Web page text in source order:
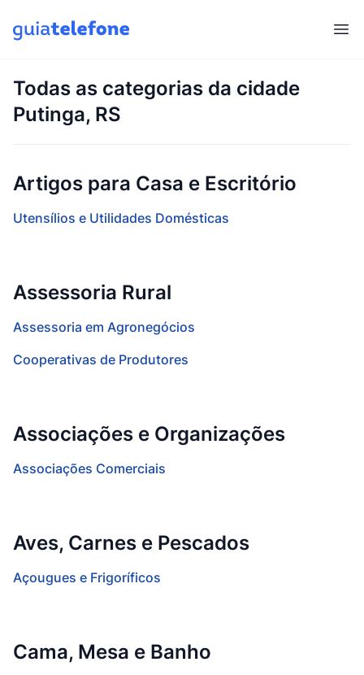
Todas as categorias da cidade
Putinga, RS
Artigos para Casa e Escritório
Utensílios e Utilidades Domésticas
Assessoria Rural
Assessoria em Agronegócios
Cooperativas de Produtores
Associações e Organizações
Associações Comerciais
Aves, Carnes e Pescados
Açougues e Frigoríficos
Cama, Mesa e Banho